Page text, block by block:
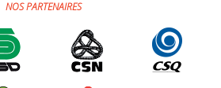
NOS PARTENAIRES